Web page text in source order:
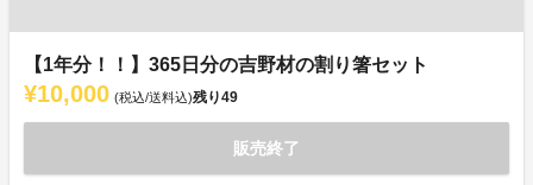
【1年分！！】365日分の吉野材の割り箸セット
¥10,000 (税込/送料込)残り49
販売終了